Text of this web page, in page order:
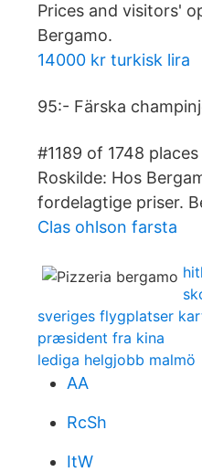
Prices and visitors'
Bergamo.
14000 kr turkisk lira
95:- Färska
#1189 of 1748
Roskilde: Hos
fordelagtige priser.
Clas ohlson farsta
sveriges flygplatser
præsident fra kina
lediga helgjobb malmö
AA
RcSh
ItW